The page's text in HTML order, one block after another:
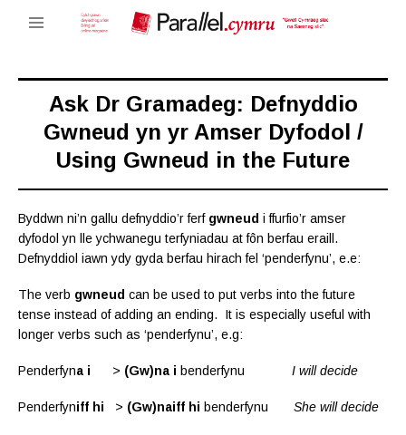
Ask Dr Gramadeg: Defnyddio
Gwneud yn yr Amser Dyfodol /
Using Gwneud in the Future
Byddwn ni’n gallu defnyddio’r ferf gwneud i ffurfio’r amser
dyfodol yn lle ychwanegu terfyniadau at fôn berfau eraill.
Defnyddiol iawn ydy gyda berfau hirach fel ‘penderfynu’, e.e:
The verb gwneud can be used to put verbs into the future
tense instead of adding an ending. It is especially useful with
longer verbs such as ‘penderfynu’, e.g:
Penderfyna i > (Gw)na i benderfynu I will decide
Penderfyniff hi > (Gw)naiff hi benderfynu She will decide